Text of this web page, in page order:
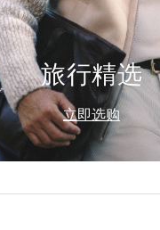
旅行精选
立即选购